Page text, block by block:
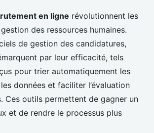
en ligne révolutionnent les
des ressources humaines.
de gestion des candidatures,
par leur efficacité, tels
pour trier automatiquement les
données et faciliter l’évaluation
Ces outils permettent de gagner un
et de rendre le processus plus